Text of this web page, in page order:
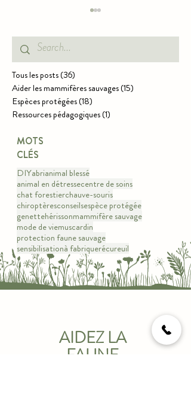
CHAUVE-SOURIS -
PÉRIODE DES
NAISSANCES
Tous les posts(36)
Aider les mammifères sauvages(15)
Espèces protégées(18)
Ressources pédagogiques(1)
MOTS
CLÉS
DIYabrianimal blessé
animal en détressecentre de soins
chat forestierchauve-souris
chiroptèresconseilsespèce protégée
genettehérissonmammifère sauvage
mode de viemuscardin
protection faune sauvage
sensibilisationà fabriquerécureuil
AIDEZ LA
FAUNE